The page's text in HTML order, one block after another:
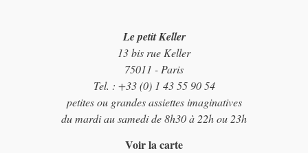
Le petit Keller
13 bis rue Keller
75011 - Paris
Tel. : +33 (0) 1 43 55 90 54
petites ou grandes assiettes imaginatives
du mardi au samedi de 8h30 à 22h ou 23h
Voir la carte